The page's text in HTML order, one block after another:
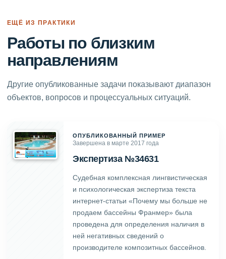
ЕЩЁ ИЗ ПРАКТИКИ
Работы по близким
направлениям
Другие опубликованные задачи показывают диапазон
объектов, вопросов и процессуальных ситуаций.
ОПУБЛИКОВАННЫЙ ПРИМЕР
Завершена в марте 2017 года
Экспертиза №34631
Судебная комплексная лингвистическая
и психологическая экспертиза текста
интернет-статьи «Почему мы больше не
продаем бассейны Франмер» была
проведена для определения наличия в
ней негативных сведений о
производителе композитных бассейнов.